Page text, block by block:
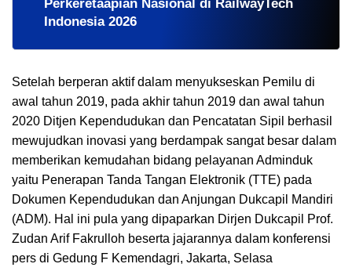
Perkeretaapian Nasional di RailwayTech
Indonesia 2026
Setelah berperan aktif dalam menyukseskan Pemilu di
awal tahun 2019, pada akhir tahun 2019 dan awal tahun
2020 Ditjen Kependudukan dan Pencatatan Sipil berhasil
mewujudkan inovasi yang berdampak sangat besar dalam
memberikan kemudahan bidang pelayanan Adminduk
yaitu Penerapan Tanda Tangan Elektronik (TTE) pada
Dokumen Kependudukan dan Anjungan Dukcapil Mandiri
(ADM). Hal ini pula yang dipaparkan Dirjen Dukcapil Prof.
Zudan Arif Fakrulloh beserta jajarannya dalam konferensi
pers di Gedung F Kemendagri, Jakarta, Selasa